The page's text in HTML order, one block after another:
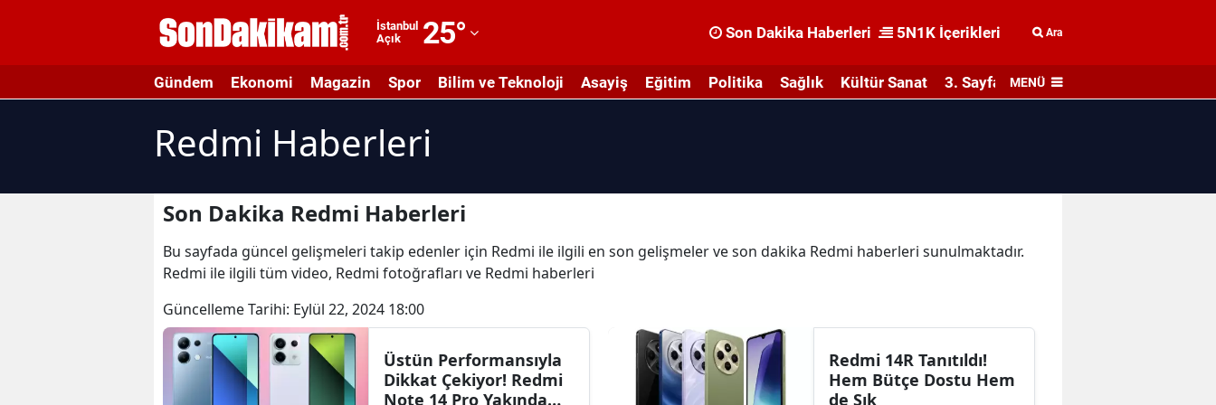
İstanbul
Açık
25°
Adıyaman
Afyonkarahisar
Amasya
Antalya
Artvin
Aydın
Balıkesir
Son Dakika Haberleri 5N1K İçerikleri Ara
Gündem Ekonomi Magazin Spor Bilim ve Teknoloji Asayiş Eğitim Politika Sağlık Kültür Sanat 3. Sayfa MENÜ
Redmi Haberleri
Son Dakika Redmi Haberleri
Bu sayfada güncel gelişmeleri takip edenler için Redmi ile ilgili en son gelişmeler ve son dakika Redmi haberleri sunulmaktadır.
Redmi ile ilgili tüm video, Redmi fotoğrafları ve Redmi haberleri
Güncelleme Tarihi: Eylül 22, 2024 18:00
Üstün Performansıyla
Dikkat Çekiyor! Redmi
Note 14 Pro Yakında
Redmi 14R Tanıtıldı!
Hem Bütçe Dostu Hem
de Şık